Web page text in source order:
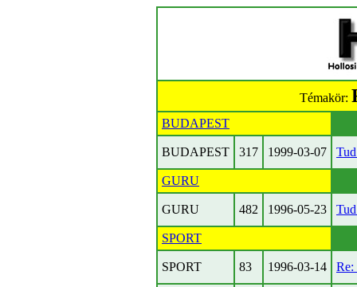
Témakör:
BUDAPEST
BUDAPEST 317 1999-03-07
GURU
GURU 482 1996-05-23
SPORT
SPORT 83 1996-03-14 Re: